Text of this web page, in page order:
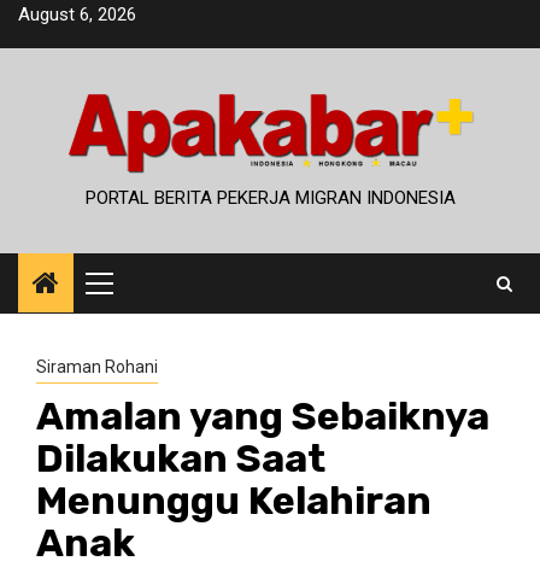
SkipAugust 6, 2026
PORTAL BERITA PEKERJA MIGRAN INDONESIA
Primary
Menu
Siraman Rohani
Amalan yang Sebaiknya
Dilakukan Saat
Menunggu Kelahiran
Anak